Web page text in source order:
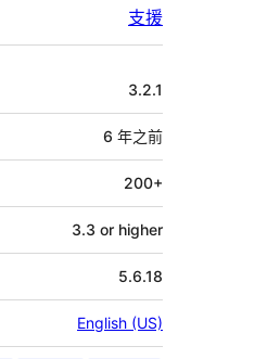
支援
3.2.1
6 年之前
200+
3.3 or higher
5.6.18
English (US)